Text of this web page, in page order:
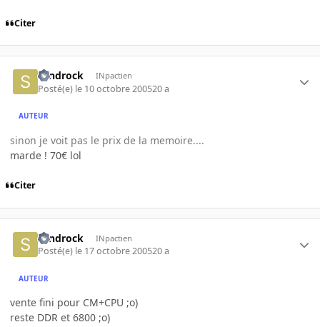
Citer
sandrock INpactien
Posté(e) le 10 octobre 200520 a
AUTEUR
sinon je voit pas le prix de la memoire....
marde ! 70€ lol
Citer
sandrock INpactien
Posté(e) le 17 octobre 200520 a
AUTEUR
vente fini pour CM+CPU ;o)
reste DDR et 6800 ;o)